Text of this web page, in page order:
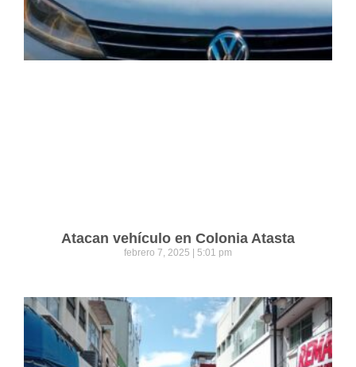
Atacan vehículo en Colonia Atasta
febrero 7, 2025 5:01 pm